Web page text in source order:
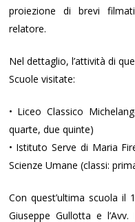
proiezione di brevi
relatore.
Nel dettaglio, l’attività di
Scuole visitate:
• Liceo Classico
quarte, due quinte)
• Istituto Serve di Maria
Scienze Umane (classi:
Con quest’ultima scuola
Giuseppe Gullotta e